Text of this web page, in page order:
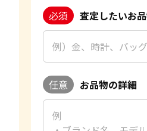
必須 査定したいお
任意 お品物の詳細